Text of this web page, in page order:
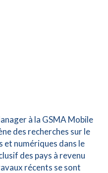
à la GSMA Mobile
des recherches sur le
et numériques dans le
des pays à revenu
récents se sont